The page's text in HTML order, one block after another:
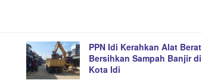
PPN Idi Kerahkan Alat Berat
Bersihkan Sampah Banjir di
Kota Idi